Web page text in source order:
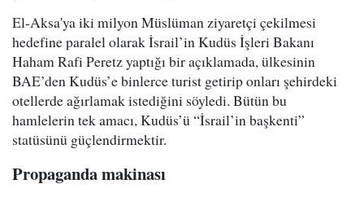
El-Aksa'ya iki milyon Müslüman ziyaretçi çekilmesi
hedefine paralel olarak İsrail’in Kudüs İşleri Bakanı
Haham Rafi Peretz yaptığı bir açıklamada, ülkesinin
BAE’den Kudüs’e binlerce turist getirip onları şehirdeki
otellerde ağırlamak istediğini söyledi. Bütün bu
hamlelerin tek amacı, Kudüs’ü “İsrail’in başkenti”
statüsünü güçlendirmektir.
Propaganda makinası